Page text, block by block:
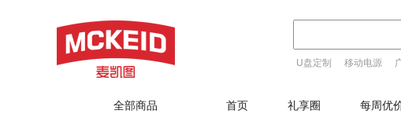
U盘定制 移动电源
全部商品 首页 礼享圈 每周优